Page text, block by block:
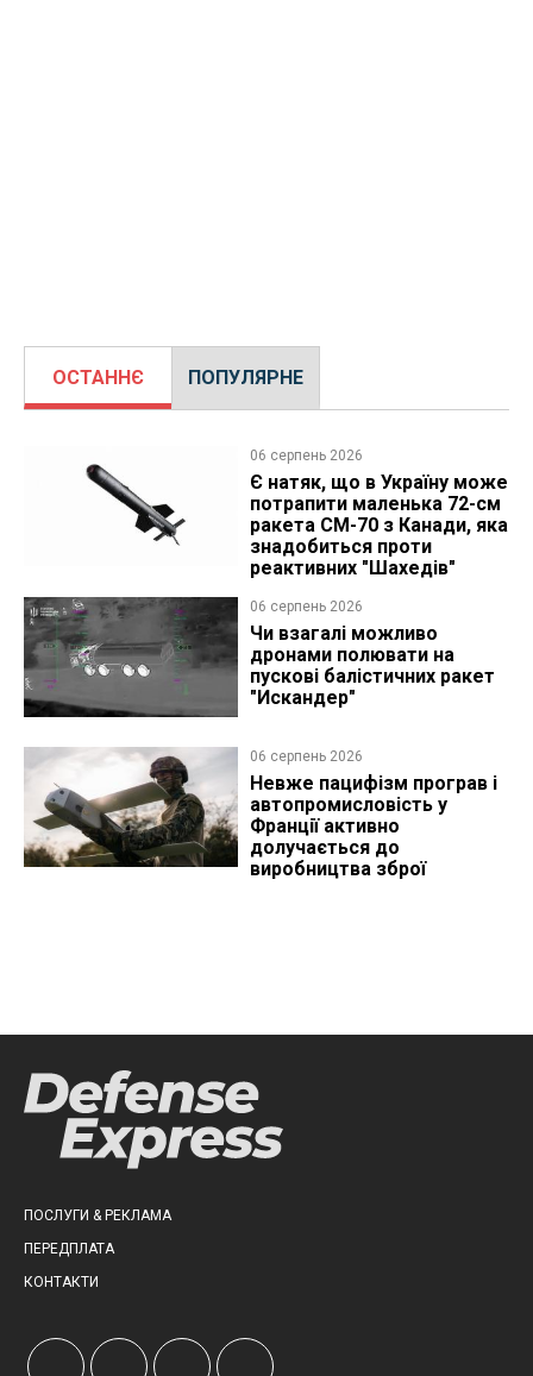
ОСТАННЄ ПОПУЛЯРНЕ
06 серпень 2026
Є натяк, що в Україну може
потрапити маленька 72-см
ракета CM-70 з Канади, яка
знадобиться проти
реактивних "Шахедів"
06 серпень 2026
Чи взагалі можливо
дронами полювати на
пускові балістичних ракет
"Искандер"
06 серпень 2026
Невже пацифізм програв і
автопромисловість у
Франції активно
долучається до
виробництва зброї
ПОСЛУГИ & РЕКЛАМА
ПЕРЕДПЛАТА
КОНТАКТИ